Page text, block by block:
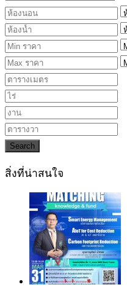
Search
สิ่งที่น่าสนใจ